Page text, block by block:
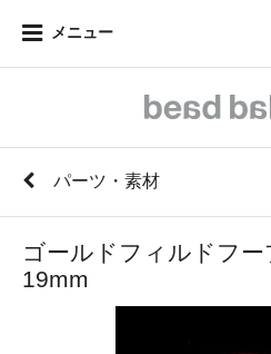
メニュー
パーツ・素材
ゴールドフィルドフ
19mm